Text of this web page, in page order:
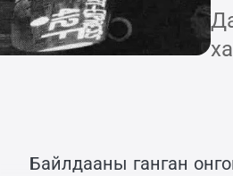
Байлдааны ганган